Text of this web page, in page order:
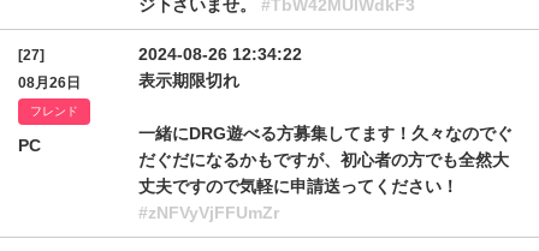
ジ下さいませ。 #TbW42MUlWdkF3
[27]
08月26日
フレンド
PC
2024-08-26 12:34:22
表示期限切れ
一緒にDRG遊べる方募集してます！久々なのでぐ
だぐだになるかもですが、初心者の方でも全然大
丈夫ですので気軽に申請送ってください！
#zNFVyVjFFUmZr